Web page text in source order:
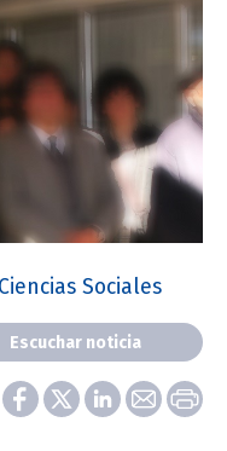
Sociales
Escuchar noticia